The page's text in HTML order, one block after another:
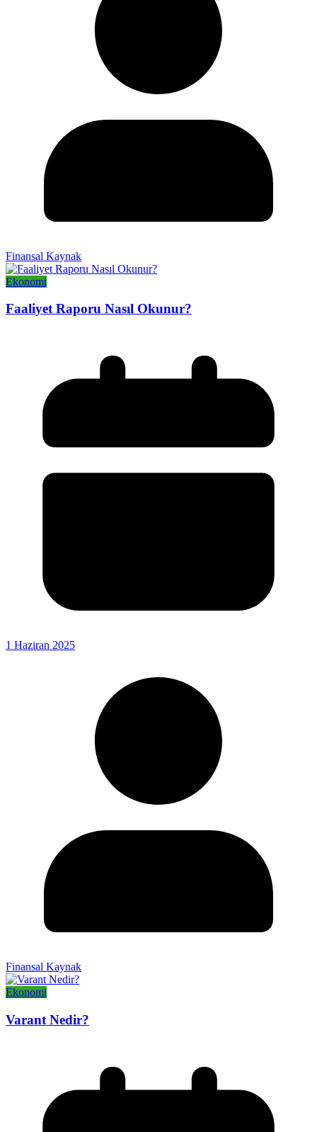
Finansal Kaynak
Ekonomi
Faaliyet Raporu Nasıl Okunur?
1 Haziran 2025
Finansal Kaynak
Ekonomi
Varant Nedir?